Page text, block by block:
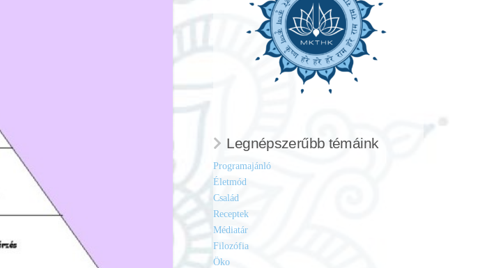
Legnépszerűbb témáink
Programajánló
Életmód
Család
Receptek
Médiatár
Filozófia
Öko